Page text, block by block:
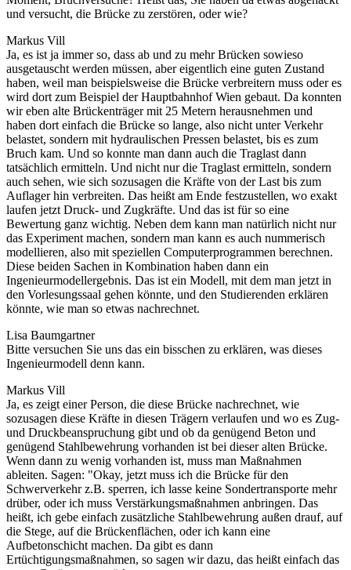
und versucht, die Brücke zu zerstören, oder wie?
Markus Vill
Ja, es ist ja immer so, dass ab und zu mehr Brücken sowieso
ausgetauscht werden müssen, aber eigentlich eine guten Zustand
haben, weil man beispielsweise die Brücke verbreitern muss oder es
wird dort zum Beispiel der Hauptbahnhof Wien gebaut. Da konnten
wir eben alte Brückenträger mit 25 Metern herausnehmen und
haben dort einfach die Brücke so lange, also nicht unter Verkehr
belastet, sondern mit hydraulischen Pressen belastet, bis es zum
Bruch kam. Und so konnte man dann auch die Traglast dann
tatsächlich ermitteln. Und nicht nur die Traglast ermitteln, sondern
auch sehen, wie sich sozusagen die Kräfte von der Last bis zum
Auflager hin verbreiten. Das heißt am Ende festzustellen, wo exakt
laufen jetzt Druck- und Zugkräfte. Und das ist für so eine
Bewertung ganz wichtig. Neben dem kann man natürlich nicht nur
das Experiment machen, sondern man kann es auch nummerisch
modellieren, also mit speziellen Computerprogrammen berechnen.
Diese beiden Sachen in Kombination haben dann ein
Ingenieurmodellergebnis. Das ist ein Modell, mit dem man jetzt in
den Vorlesungssaal gehen könnte, und den Studierenden erklären
könnte, wie man so etwas nachrechnet.
Lisa Baumgartner
Bitte versuchen Sie uns das ein bisschen zu erklären, was dieses
Ingenieurmodell denn kann.
Markus Vill
Ja, es zeigt einer Person, die diese Brücke nachrechnet, wie
sozusagen diese Kräfte in diesen Trägern verlaufen und wo es Zug-
und Druckbeanspruchung gibt und ob da genügend Beton und
genügend Stahlbewehrung vorhanden ist bei dieser alten Brücke.
Wenn dann zu wenig vorhanden ist, muss man Maßnahmen
ableiten. Sagen: "Okay, jetzt muss ich die Brücke für den
Schwerverkehr z.B. sperren, ich lasse keine Sondertransporte mehr
drüber, oder ich muss Verstärkungsmaßnahmen anbringen. Das
heißt, ich gebe einfach zusätzliche Stahlbewehrung außen drauf, auf
die Stege, auf die Brückenflächen, oder ich kann eine
Aufbetonschicht machen. Da gibt es dann
Ertüchtigungsmaßnahmen, so sagen wir dazu, das heißt einfach das